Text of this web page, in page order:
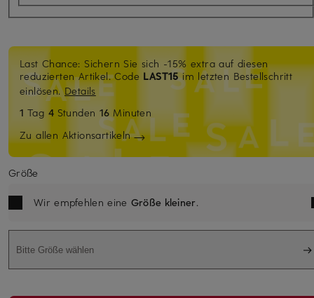
Last Chance: Sichern Sie sich -15% extra auf diesen
reduzierten Artikel. Code LAST15im letzten Bestellschritt
einlösen.Details
1 Tag 4 Stunden 16 Minuten
Zu allen Aktionsartikeln
Größe
Wir empfehlen eine Größe kleiner.
Bitte Größe wählen